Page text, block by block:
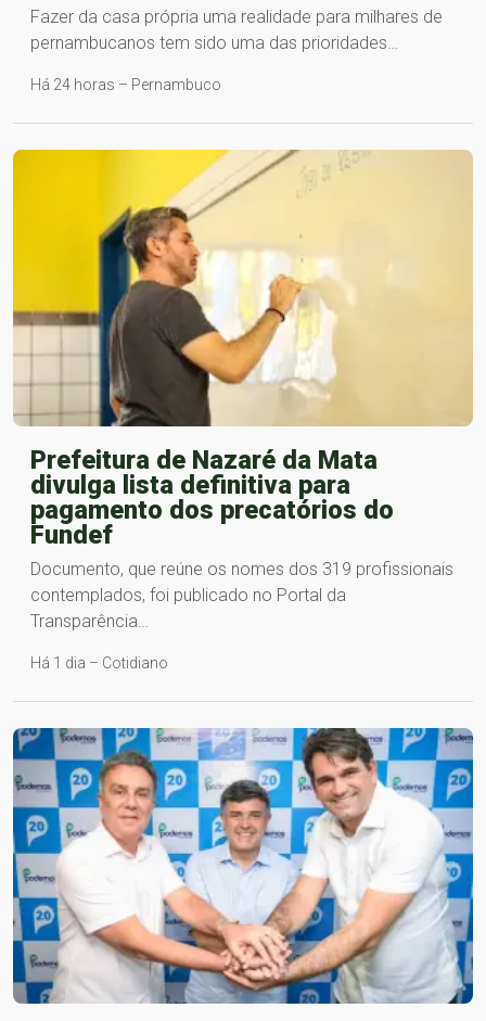
Fazer da casa própria uma realidade para milhares de
pernambucanos tem sido uma das prioridades…
Há 24 horas – Pernambuco
Prefeitura de Nazaré da Mata
divulga lista definitiva para
pagamento dos precatórios do
Fundef
Documento, que reúne os nomes dos 319 profissionais
contemplados, foi publicado no Portal da
Transparência…
Há 1 dia – Cotidiano